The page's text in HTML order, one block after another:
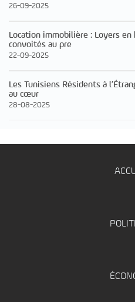
26-09-2025
Location immobilière : Loyers
convoités au pre
22-09-2025
Les Tunisiens Résidents à
au cœur
28-08-2025